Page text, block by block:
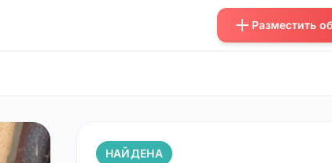
Разместить
НАЙДЕНА